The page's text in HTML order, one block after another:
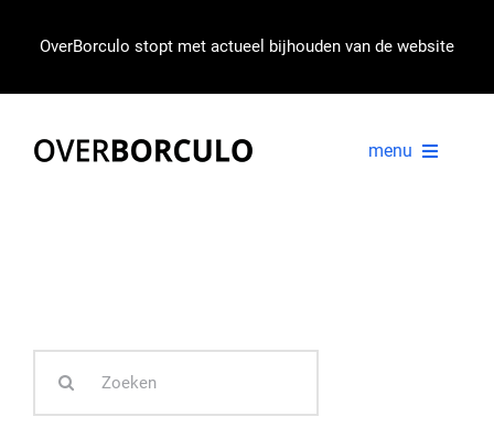
OverBorculo stopt met actueel bijhouden van de website
menu
IN BEELD
naar: